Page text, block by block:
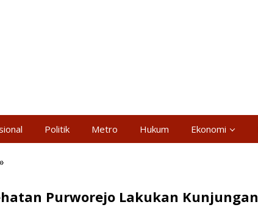
Politik Metro Hukum Ekonomi
Purworejo
Purworejo Lakukan